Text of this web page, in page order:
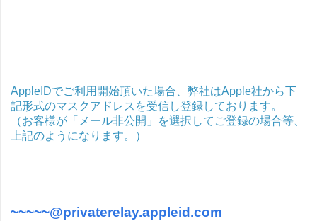
AppleIDでご利用開始頂いた場合、弊社はApple社から下
記形式のマスクアドレスを受信し登録しております。
（お客様が「メール非公開」を選択してご登録の場合等、
上記のようになります。）
~~~~~@privaterelay.appleid.com